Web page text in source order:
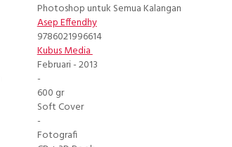
Photoshop untuk Semua Kalangan
Asep Effendhy
9786021996614
Kubus Media
Februari - 2013
-
600 gr
Soft Cover
-
Fotografi